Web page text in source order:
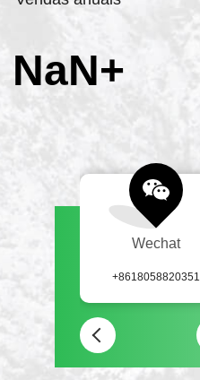
NaN+
Wechat
+8618058820351